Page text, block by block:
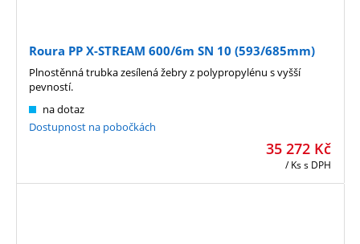
Roura PP X-STREAM 600/6m SN 10 (593/685mm)
35 272 Kč
/ Kss DPH
na dotaz
Dostupnost na pobočkách
Plnostěnná trubka zesílená žebry z polypropylénu s vyšší
pevností.